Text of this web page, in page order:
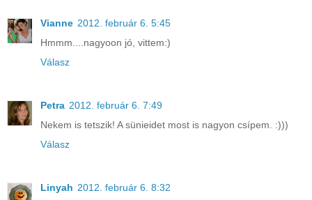
Vianne 2012. február 6. 5:45
Hmmm....nagyoon jó, vittem:)
Válasz
Petra 2012. február 6. 7:49
Nekem is tetszik! A sünieidet most is nagyon csípem. :)))
Válasz
Linyah 2012. február 6. 8:32